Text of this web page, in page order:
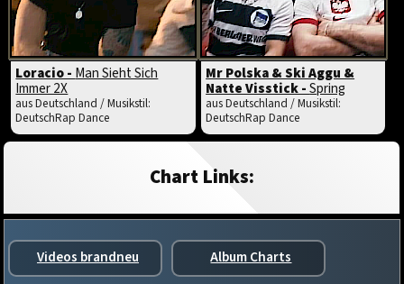
Loracio - Man Sieht Sich
Immer 2X
aus Deutschland / Musikstil:
DeutschRap Dance
Mr Polska & Ski Aggu &
Natte Visstick -Spring
aus Deutschland / Musikstil:
DeutschRap Dance
Chart Links:
Videos brandneu Album Charts